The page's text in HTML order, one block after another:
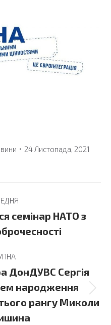
24 Листопада, 2021
семінар НАТО з
ДонДУВС Сергія
народження
рангу Миколи